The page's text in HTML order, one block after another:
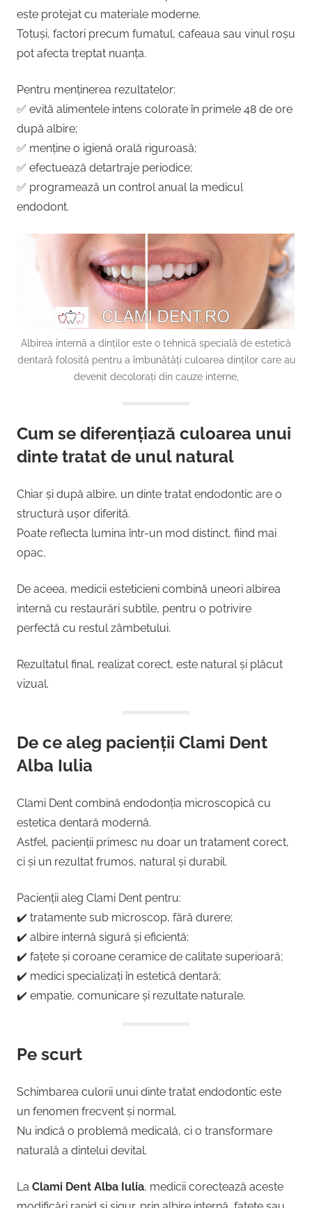
este protejat cu materiale moderne.
Totuși, factori precum fumatul, cafeaua sau vinul roșu
pot afecta treptat nuanța.
Pentru menținerea rezultatelor:
✅ evită alimentele intens colorate în primele 48 de ore
după albire;
✅ menține o igienă orală riguroasă;
✅ efectuează detartraje periodice;
✅ programează un control anual la medicul
endodont.
Albirea internă a dinților este o tehnică specială de estetică
dentară folosită pentru a îmbunătăți culoarea dinților care au
devenit decolorați din cauze interne,
Cum se diferențiază culoarea unui
dinte tratat de unul natural
Chiar și după albire, un dinte tratat endodontic are o
structură ușor diferită.
Poate reflecta lumina într-un mod distinct, fiind mai
opac.
De aceea, medicii esteticieni combină uneori albirea
internă cu restaurări subtile, pentru o potrivire
perfectă cu restul zâmbetului.
Rezultatul final, realizat corect, este natural și plăcut
vizual.
De ce aleg pacienții Clami Dent
Alba Iulia
Clami Dent combină endodonția microscopică cu
estetica dentară modernă.
Astfel, pacienții primesc nu doar un tratament corect,
ci și un rezultat frumos, natural și durabil.
Pacienții aleg Clami Dent pentru:
✔️ tratamente sub microscop, fără durere;
✔️ albire internă sigură și eficientă;
✔️ fațete și coroane ceramice de calitate superioară;
✔️ medici specializați în estetică dentară;
✔️ empatie, comunicare și rezultate naturale.
Pe scurt
Schimbarea culorii unui dinte tratat endodontic este
un fenomen frecvent și normal.
Nu indică o problemă medicală, ci o transformare
naturală a dintelui devital.
La Clami Dent Alba Iulia, medicii corectează aceste